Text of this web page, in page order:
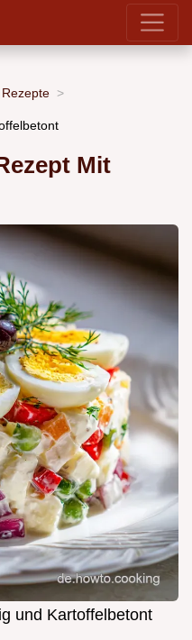
Rezepte
Mit
und Kartoffelbetont